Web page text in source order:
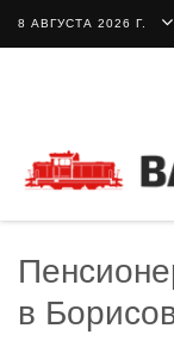
8 АВГУСТА 2026 Г.
в